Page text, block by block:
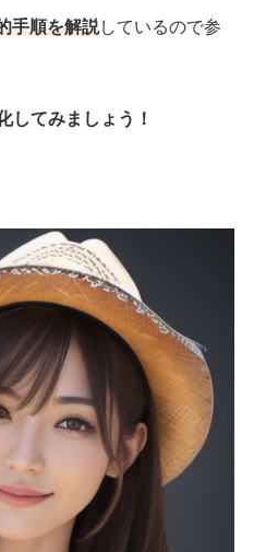
手順を解説しているので参
してみましょう！